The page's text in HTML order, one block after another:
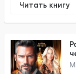
Читать книгу